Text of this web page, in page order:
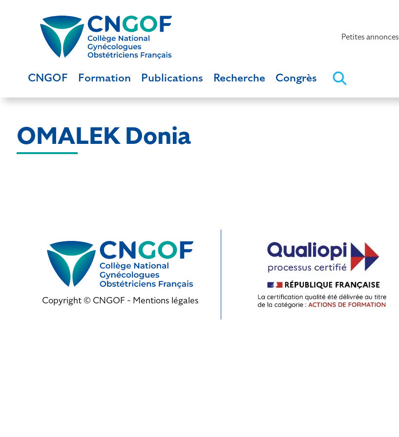
Petites annonces
CNGOF Formation Publications Recherche Congrès
OMALEK Donia
Copyright © CNGOF - Mentions légales